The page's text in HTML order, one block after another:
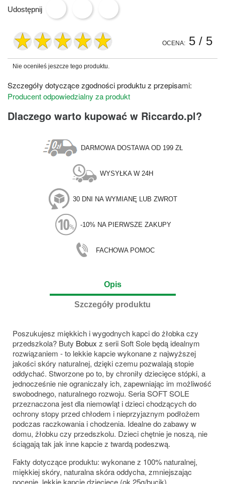
Udostępnij
OCENA: 5 / 5
Nie oceniłeś jeszcze tego produktu.
Szczegóły dotyczące zgodności produktu z przepisami:
Producent odpowiedzialny za produkt
Dlaczego warto kupować w Riccardo.pl?
DARMOWA DOSTAWA OD 199 ZŁ
WYSYŁKA W 24H
30 DNI NA WYMIANĘ LUB ZWROT
-10% NA PIERWSZE ZAKUPY
FACHOWA POMOC
Opis
Szczegóły produktu
Poszukujesz miękkich i wygodnych kapci do żłobka czy
przedszkola? Buty Bobux z serii Soft Sole będą idealnym
rozwiązaniem - to lekkie kapcie wykonane z najwyższej
jakości skóry naturalnej, dzięki czemu pozwalają stopie
oddychać. Stworzone po to, by chroniły dziecięce stópki, a
jednocześnie nie ograniczały ich, zapewniając im możliwość
swobodnego, naturalnego rozwoju. Seria SOFT SOLE
przeznaczona jest dla niemowląt i dzieci chodzących do
ochrony stopy przed chłodem i nieprzyjaznym podłożem
podczas raczkowania i chodzenia. Idealne do zabawy w
domu, żłobku czy przedszkolu. Dzieci chętnie je noszą, nie
ściągają tak jak inne kapcie z twardą podeszwą.
Fakty dotyczące produktu: wykonane z 100% naturalnej,
miękkiej skóry, naturalna skóra oddycha, zmniejszając
pocenie, lekkie kapcie dziecięce (ok.25g/bucik),